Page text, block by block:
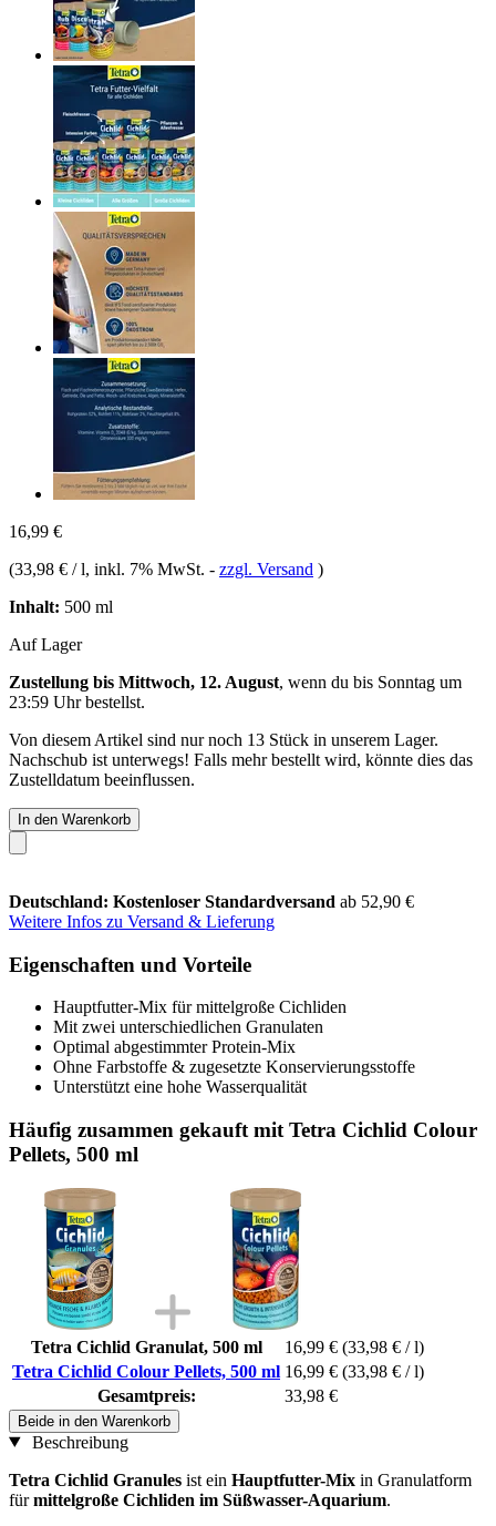
16,99 €
(33,98 € / l, inkl. 7% MwSt. - zzgl. Versand )
Inhalt: 500 ml
Auf Lager
Zustellung bis Mittwoch, 12. August, wenn du bis Sonntag um
23:59 Uhrbestellst.
Von diesem Artikel sind nur noch 13 Stück in unserem Lager.
Nachschub ist unterwegs! Falls mehr bestellt wird, könnte dies das
Zustelldatum beeinflussen.
In den Warenkorb
Deutschland: Kostenloser Standardversand ab 52,90 €
Weitere Infos zu Versand & Lieferung
Eigenschaften und Vorteile
Hauptfutter-Mix für mittelgroße Cichliden
Mit zwei unterschiedlichen Granulaten
Optimal abgestimmter Protein-Mix
Ohne Farbstoffe & zugesetzte Konservierungsstoffe
Unterstützt eine hohe Wasserqualität
Häufig zusammen gekauft mit Tetra Cichlid Colour
Pellets, 500 ml
Tetra Cichlid Granulat, 500 ml 16,99 € (33,98 € / l)
Tetra Cichlid Colour Pellets, 500 ml 16,99 € (33,98 € / l)
Gesamtpreis:
33,98 €
Beide in den Warenkorb
Beschreibung
Tetra Cichlid Granules ist ein Hauptfutter-Mix in Granulatform
fürmittelgroße Cichliden im Süßwasser-Aquarium.